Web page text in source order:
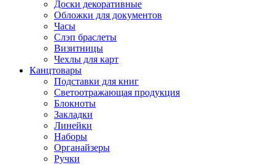
Доски декоративные
Обложки для документов
Часы
Слэп браслеты
Визитницы
Чехлы для карт
Канцтовары
Подставки для книг
Светоотражающая продукция
Блокноты
Закладки
Линейки
Наборы
Органайзеры
Ручки